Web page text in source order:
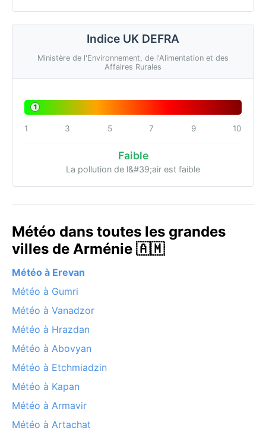
Indice UK DEFRA
Ministère de l'Environnement, de l'Alimentation et des
Affaires Rurales
1
1 3 5 7 9 10
Faible
La pollution de l&#39;air est faible
Météo dans toutes les grandes
villes de Arménie 🇦🇲
Météo à Erevan
Météo à Gumri
Météo à Vanadzor
Météo à Hrazdan
Météo à Abovyan
Météo à Etchmiadzin
Météo à Kapan
Météo à Armavir
Météo à Artachat